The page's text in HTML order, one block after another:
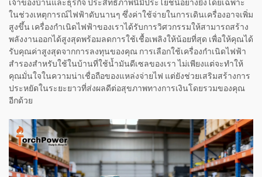
เจ้าของบ้านและธุรกิจ ประสิทธิภาพนี้มีประโยชน์อย่างยิ่งโดยเฉพาะ
ในช่วงเหตุการณ์ไฟฟ้าดับนานๆ ซึ่งค่าใช้จ่ายในการเดินเครื่องอาจเพิ่ม
สูงขึ้น เครื่องกำเนิดไฟฟ้าของเราได้รับการวิศวกรรมให้สามารถสร้าง
พลังงานออกได้สูงสุดพร้อมลดการใช้เชื้อเพลิงให้น้อยที่สุด เพื่อให้คุณได้
รับคุณค่าสูงสุดจากการลงทุนของคุณ การเลือกใช้เครื่องกำเนิดไฟฟ้า
สำรองสำหรับใช้ในบ้านที่ใช้น้ำมันดีเซลของเรา ไม่เพียงแต่จะทำให้
คุณมั่นใจในความน่าเชื่อถือของแหล่งจ่ายไฟ แต่ยังช่วยเสริมสร้างการ
ประหยัดในระยะยาวที่ส่งผลดีต่อสุขภาพทางการเงินโดยรวมของคุณ
อีกด้วย